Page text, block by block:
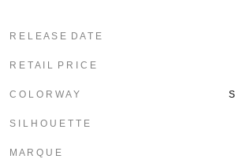
R E L E A S E D A T E
R E T A I L P R I C E
C O L O R W A Y
S I L H O U E T T E
M A R Q U E